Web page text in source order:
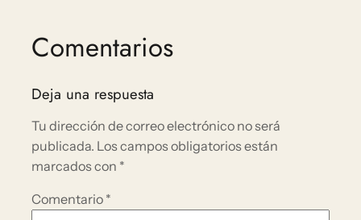
Comentarios
Deja una respuesta
Tu dirección de correo electrónico no será
publicada. Los campos obligatorios están
marcados con *
Comentario *